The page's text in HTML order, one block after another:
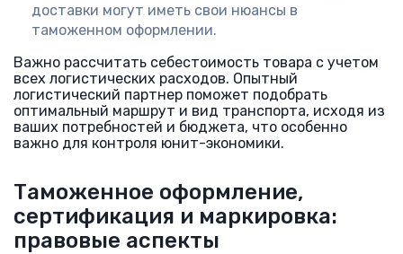
доставки могут иметь свои нюансы в
таможенном оформлении.
Важно рассчитать себестоимость товара с учетом
всех логистических расходов. Опытный
логистический партнер поможет подобрать
оптимальный маршрут и вид транспорта, исходя из
ваших потребностей и бюджета, что особенно
важно для контроля юнит-экономики.
Таможенное оформление,
сертификация и маркировка:
правовые аспекты